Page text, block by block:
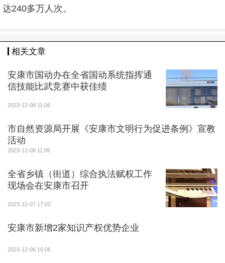
达240多万人次。
相关文章
安康市国动办在全省国动系统指挥通
信技能比武竞赛中获佳绩
2023-12-08 11:06
市自然资源局开展《安康市文明行为促进条例》宣教
活动
2023-12-08 11:05
全省乡镇（街道）综合执法赋权工作
现场会在安康市召开
2023-12-07 17:02
安康市新增2家知识产权优势企业
2023-12-06 15:06